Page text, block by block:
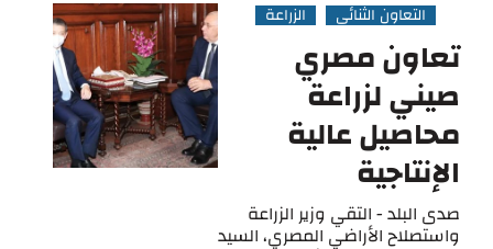
التعاون الثنائي الزراعة
تعاون مصري
صيني لزراعة
محاصيل عالية
الإنتاجية
صدى البلد - التقي وزير الزراعة
واستصلاح الأراضي المصري، السيد